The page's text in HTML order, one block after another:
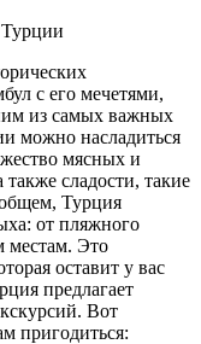
с его мечетями,
из самых важных
можно насладиться
мясных и
сладости, такие
Турция
от пляжного
местам. Это
оставит у вас
предлагает
Вот
пригодиться: